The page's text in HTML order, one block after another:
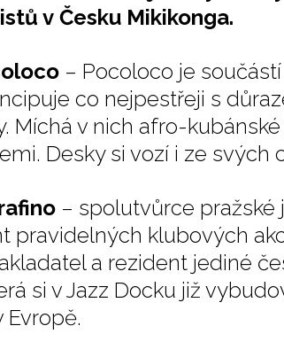
v Česku Mikikonga.
– Pocoloco je
co nejpestřeji s
Míchá v nich afro-
Desky si vozí i ze svých
– spolutvůrce pražské
pravidelných klubových
a rezident jediné
si v Jazz Docku již
Evropě.